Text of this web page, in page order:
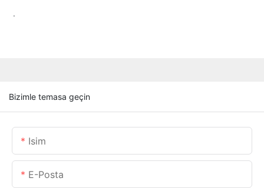
.
Bizimle temasa geçin
Isim
E-Posta